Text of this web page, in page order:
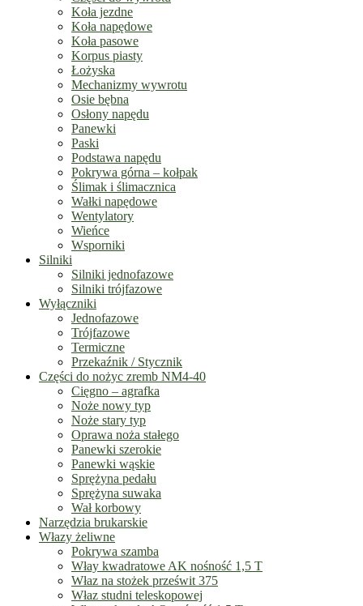
Koła jezdne
Koła napędowe
Koła pasowe
Korpus piasty
Łożyska
Mechanizmy wywrotu
Osie bębna
Osłony napędu
Panewki
Paski
Podstawa napędu
Pokrywa górna – kołpak
Ślimak i ślimacznica
Wałki napędowe
Wentylatory
Wieńce
Wsporniki
Silniki
Silniki jednofazowe
Silniki trójfazowe
Wyłączniki
Jednofazowe
Trójfazowe
Termiczne
Przekaźnik / Stycznik
Części do nożyc zremb NM4-40
Cięgno – agrafka
Noże nowy typ
Noże stary typ
Oprawa noża stałego
Panewki szerokie
Panewki wąskie
Sprężyna pedału
Sprężyna suwaka
Wał korbowy
Narzędzia brukarskie
Włazy żeliwne
Pokrywa szamba
Włay kwadratowe AK nośność 1,5 T
Właz na stożek prześwit 375
Właz studni teleskopowej